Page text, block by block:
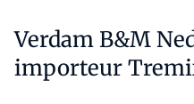
Verdam B&M
importeur